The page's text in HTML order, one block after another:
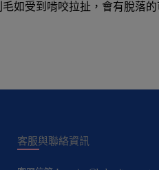
如受到啃咬拉扯，會有脫落的
客服與聯絡資訊